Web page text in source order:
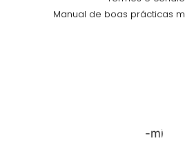
Manual de boas prácticas